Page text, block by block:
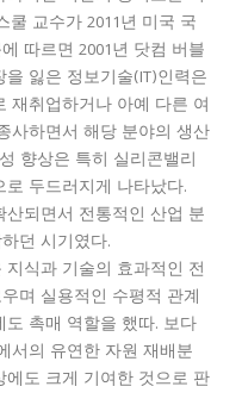
쿨 교수가 2011년 미국 국
따르면 2001년 닷컴 버블
잃은 정보기술(IT)인력은
재취업하거나 아예 다른 여
사하면서 해당 분야의 생산
향상은 특히 실리콘밸리
두드러지게 나타났다.
되면서 전통적인 산업 분
던 시기였다.
식과 기술의 효과적인 전
며 실용적인 수평적 관계
촉매 역할을 했따. 보다
서의 유연한 자원 재배분
도 크게 기여한 것으로 판